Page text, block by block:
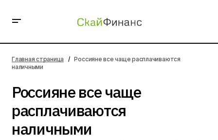
Главная страница
Россияне все чаще расплачиваются
наличными
Россияне все чаще
расплачиваются
наличными